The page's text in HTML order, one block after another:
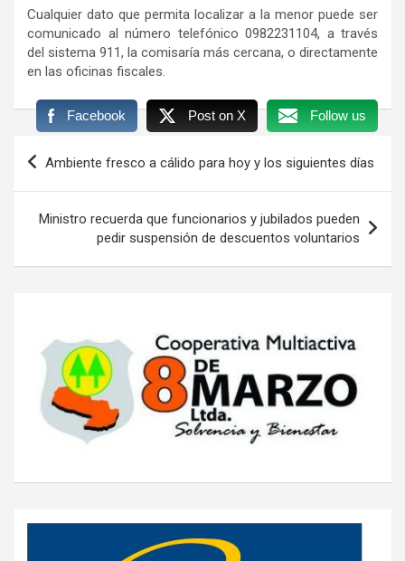
Cualquier dato que permita localizar a la menor puede ser
comunicado al número telefónico 0982231104, a través
del sistema 911, la comisaría más cercana, o directamente
en las oficinas fiscales.
Facebook Post on X Follow us
Navegación
Ambiente fresco a cálido para hoy y los siguientes días
Ministro recuerda que funcionarios y jubilados pueden
pedir suspensión de descuentos voluntarios